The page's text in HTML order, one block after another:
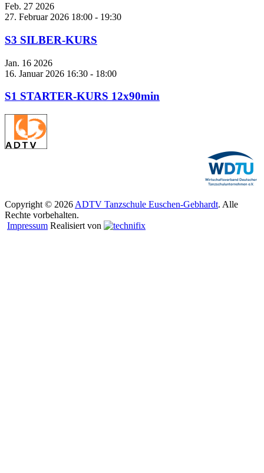
Feb. 27 2026
27. Februar 2026 18:00 - 19:30
S3 SILBER-KURS
Jan. 16 2026
16. Januar 2026 16:30 - 18:00
S1 STARTER-KURS 12x90min
Copyright © 2026 ADTV Tanzschule Euschen-Gebhardt. Alle
Rechte vorbehalten.
Impressum Realisiert von